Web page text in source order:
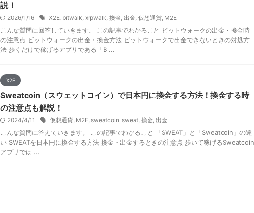
説！
2026/1/16 X2E, bitwalk, xrpwalk, 換金, 出金, 仮想通貨, M2E
こんな質問に回答していきます。 この記事でわかること ビットウォークの出金・換金時
の注意点 ビットウォークの出金・換金方法 ビットウォークで出金できないときの対処方
法 歩くだけで稼げるアプリである「B ...
X2E
Sweatcoin（スウェットコイン）で日本円に換金する方法！換金する時
の注意点も解説！
2024/4/11 仮想通貨, M2E, sweatcoin, sweat, 換金, 出金
こんな質問に答えていきます。 この記事でわかること 「SWEAT」と「Sweatcoin」の違
い SWEATを日本円に換金する方法 換金・出金するときの注意点 歩いて稼げるSweatcoin
アプリでは ...